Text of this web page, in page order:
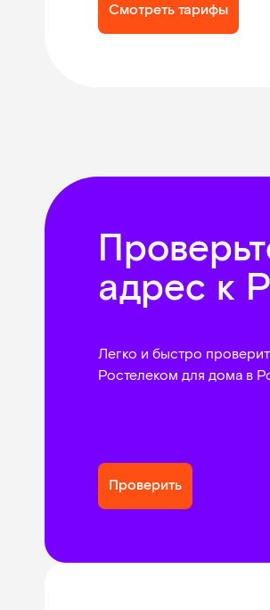
Смотреть тарифы
адрес к
Легко и быстро
Ростелеком для дома в
Проверить